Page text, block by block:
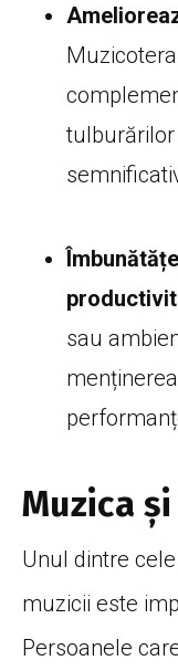
sau
Muzica
Unul dintre
muzicii este
Persoanele